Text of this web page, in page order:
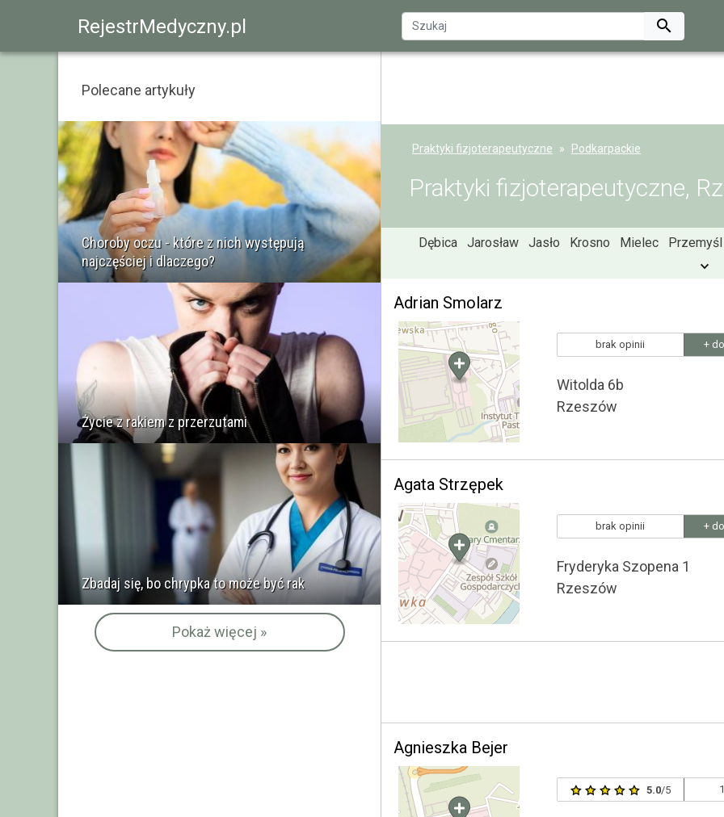
RejestrMedyczny.pl 
Praktyki fizjoterapeutyczne Podkarpackie
Praktyki fizjoterapeutyczne,
Dębica Jarosław Jasło Krosno Mielec Przemyśl
Adrian Smolarz
brak opinii +
Witolda 6b
Rzeszów
Agata Strzępek
brak opinii +
Fryderyka Szopena 1
Rzeszów
Agnieszka Bejer
5.0/5
Polecane artykuły
Choroby oczu - które z nich występują
najczęściej i dlaczego?
Życie z rakiem z przerzutami
Zbadaj się, bo chrypka to może być rak
Pokaż więcej »